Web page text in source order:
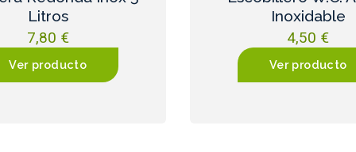
Litros
7,80 €
Ver producto
Inoxidable
4,50 €
Ver producto